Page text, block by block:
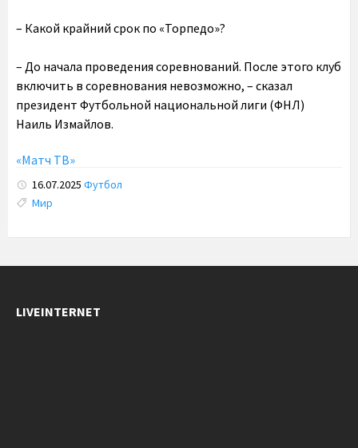
– Какой крайний срок по «Торпедо»?
– До начала проведения соревнований. После этого клуб
включить в соревнования невозможно, – сказал
президент Футбольной национальной лиги (ФНЛ)
Наиль Измайлов.
«Матч ТВ»
16.07.2025 Футбол
Tags:
Мир
LIVEINTERNET